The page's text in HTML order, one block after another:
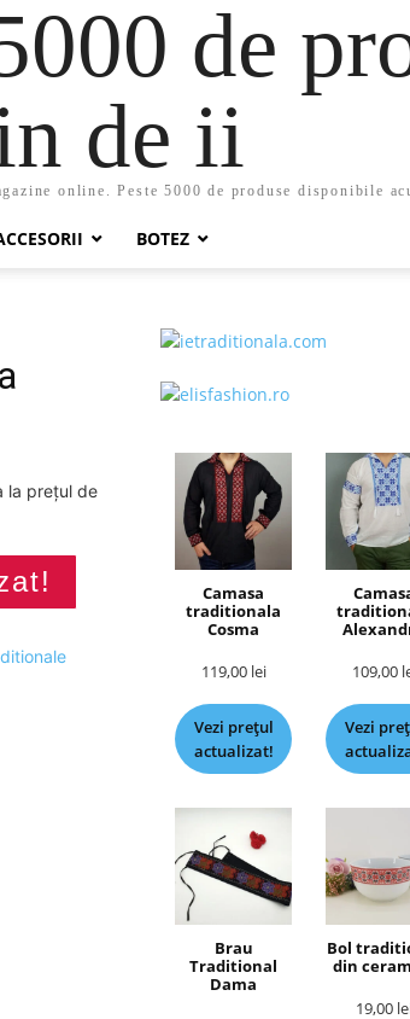
de
de ii
online. Peste 5000 de produse disponibile
BOTEZ
la prețul de
Camasa
traditionala
Cosma
119,00 lei
Vezi prețul
actualizat!
109,00
Vezi
Brau
Traditional
Dama
Bol
din
19,00